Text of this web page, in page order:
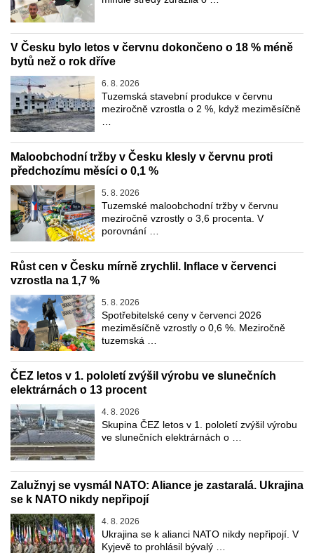
V Česku bylo letos v červnu dokončeno o 18 % méně
bytů než o rok dříve
6. 8. 2026
Tuzemská stavební produkce v červnu
meziročně vzrostla o 2 %, když meziměsíčně
Maloobchodní tržby v Česku klesly v červnu proti
předchozímu měsíci o 0,1 %
5. 8. 2026
Tuzemské maloobchodní tržby v červnu
meziročně vzrostly o 3,6 procenta. V
porovnání …
Růst cen v Česku mírně zrychlil. Inflace v červenci
vzrostla na 1,7 %
5. 8. 2026
Spotřebitelské ceny v červenci 2026
meziměsíčně vzrostly o 0,6 %. Meziročně
tuzemská …
ČEZ letos v 1. pololetí zvýšil výrobu ve slunečních
elektrárnách o 13 procent
4. 8. 2026
Skupina ČEZ letos v 1. pololetí zvýšil výrobu
ve slunečních elektrárnách o …
Zalužnyj se vysmál NATO: Aliance je zastaralá. Ukrajina
se k NATO nikdy nepřipojí
4. 8. 2026
Ukrajina se k alianci NATO nikdy nepřipojí. V
Kyjevě to prohlásil bývalý …